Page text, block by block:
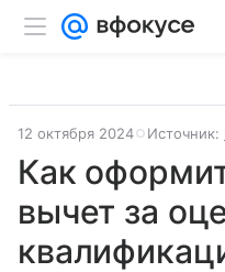
12 октября 2024 Источник:
Как
вычет за